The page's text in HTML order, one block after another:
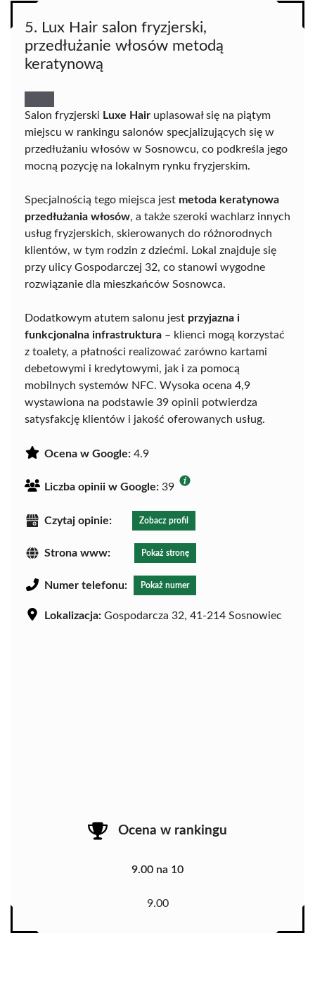
5. Lux Hair salon fryzjerski,
przedłużanie włosów metodą
keratynową
Salon fryzjerski Luxe Hair uplasował się na piątym
miejscu w rankingu salonów specjalizujących się w
przedłużaniu włosów w Sosnowcu, co podkreśla jego
mocną pozycję na lokalnym rynku fryzjerskim.
Specjalnością tego miejsca jest metoda keratynowa
przedłużania włosów, a także szeroki wachlarz innych
usług fryzjerskich, skierowanych do różnorodnych
klientów, w tym rodzin z dziećmi. Lokal znajduje się
przy ulicy Gospodarczej 32, co stanowi wygodne
rozwiązanie dla mieszkańców Sosnowca.
Dodatkowym atutem salonu jest przyjazna i
funkcjonalna infrastruktura – klienci mogą korzystać
z toalety, a płatności realizować zarówno kartami
debetowymi i kredytowymi, jak i za pomocą
mobilnych systemów NFC. Wysoka ocena 4,9
wystawiona na podstawie 39 opinii potwierdza
satysfakcję klientów i jakość oferowanych usług.
Ocena w Google: 4.9
Liczba opinii w Google: 39
Czytaj opinie: Zobacz profil
Strona www: Pokaż stronę
Numer telefonu: Pokaż numer
Lokalizacja: Gospodarcza 32, 41-214 Sosnowiec
Ocena w rankingu
9.00 na 10
9.00